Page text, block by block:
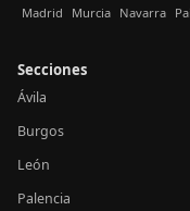
Madrid Murcia Navarra
Secciones
Ávila
Burgos
León
Palencia